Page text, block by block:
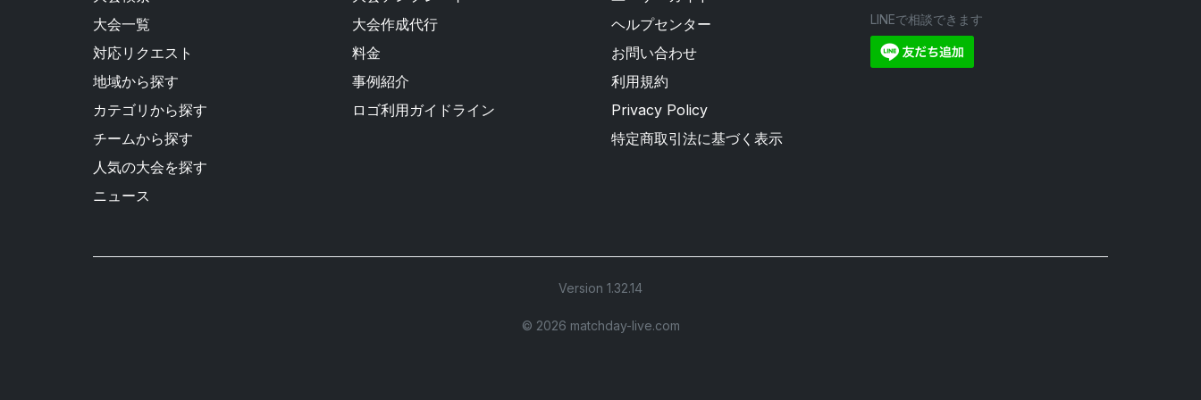
大会一覧
対応リクエスト
地域から探す
カテゴリから探す
チームから探す
人気の大会を探す
ニュース
大会作成代行
料金
事例紹介
ロゴ利用ガイドライン
ヘルプセンター
お問い合わせ
利用規約
Privacy Policy
特定商取引法に基づく表示
LINEで相談できます
Version 1.32.14
©︎ 2026 matchday-live.com